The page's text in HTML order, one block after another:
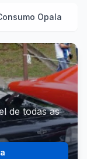
Opala
de todas as